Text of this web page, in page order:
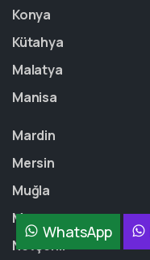
Konya
Kütahya
Malatya
Manisa
Mardin
Mersin
Muğla
Muş
Nevşehir
WhatsApp